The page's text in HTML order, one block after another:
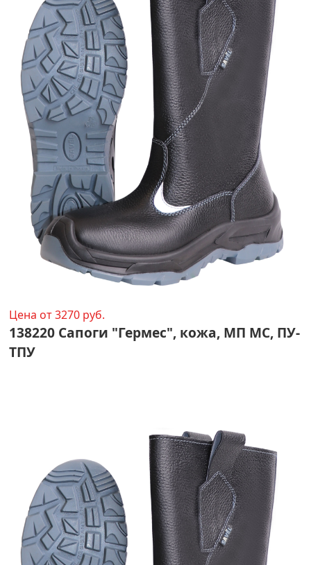
Цена от 3270 руб.
138220 Сапоги "Гермес", кожа, МП МС, ПУ-
ТПУ